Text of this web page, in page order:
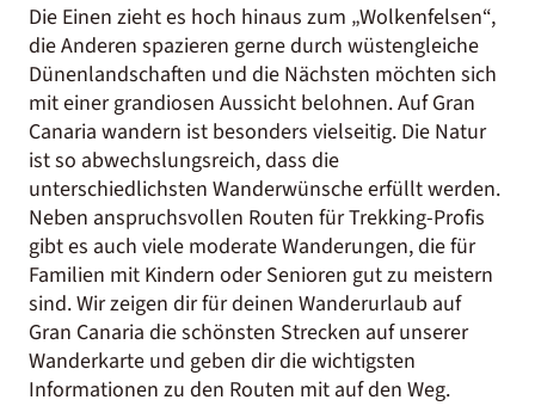
Die Einen zieht es hoch hinaus zum „Wolkenfelsen“,
die Anderen spazieren gerne durch wüstengleiche
Dünenlandschaften und die Nächsten möchten sich
mit einer grandiosen Aussicht belohnen. Auf Gran
Canaria wandern ist besonders vielseitig. Die Natur
ist so abwechslungsreich, dass die
unterschiedlichsten Wanderwünsche erfüllt werden.
Neben anspruchsvollen Routen für Trekking-Profis
gibt es auch viele moderate Wanderungen, die für
Familien mit Kindern oder Senioren gut zu meistern
sind. Wir zeigen dir für deinen Wanderurlaub auf
Gran Canaria die schönsten Strecken auf unserer
Wanderkarte und geben dir die wichtigsten
Informationen zu den Routen mit auf den Weg.